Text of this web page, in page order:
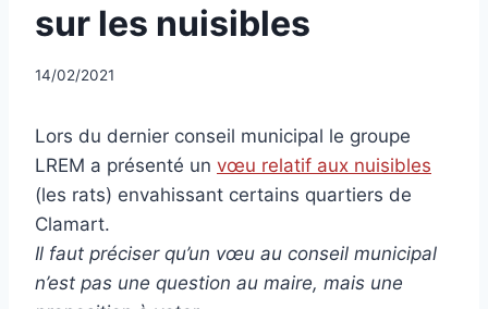
sur les nuisibles
Par
14/02/2021
Lors du dernier conseil municipal le groupe
LREM a présenté un vœu relatif aux nuisibles
(les rats) envahissant certains quartiers de
Clamart.
Il faut préciser qu’un vœu au conseil municipal
n’est pas une question au maire, mais une